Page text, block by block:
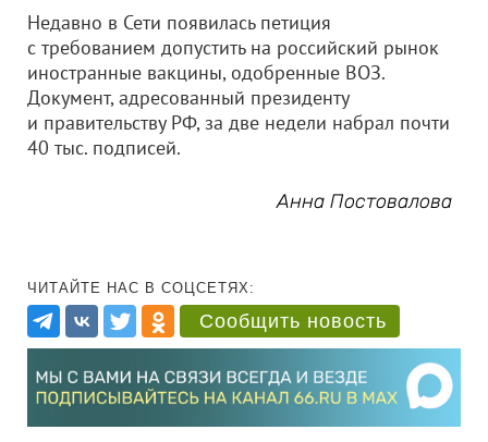
Недавно в Сети появилась петиция
с требованием допустить на российский рынок
иностранные вакцины, одобренные ВОЗ.
Документ, адресованный президенту
и правительству РФ, за две недели набрал почти
40 тыс. подписей.
Анна Постовалова
ЧИТАЙТЕ НАС В СОЦСЕТЯХ:
Сообщить новость